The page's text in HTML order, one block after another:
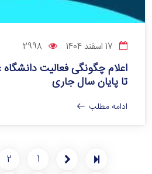
اعلام چگونگی فعالیت دانشگاه
تا پایان سال جاری
ادامه مطلب
1
2